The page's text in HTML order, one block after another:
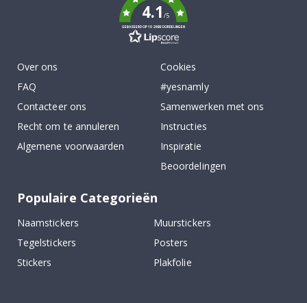
4.1/5
GEBASEERD OP 1029 BEOORDELINGEN
Over ons
FAQ
Contacteer ons
Recht om te annuleren
Algemene voorwaarden
Cookies
#yesnamly
Samenwerken met ons
Instructies
Inspiratie
Beoordelingen
Populaire Categorieën
Naamstickers
Muurstickers
Tegelstickers
Posters
Stickers
Plakfolie